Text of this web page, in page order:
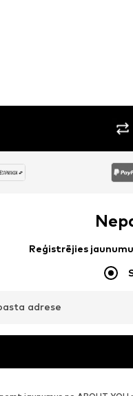
Reģistrējies
adrese